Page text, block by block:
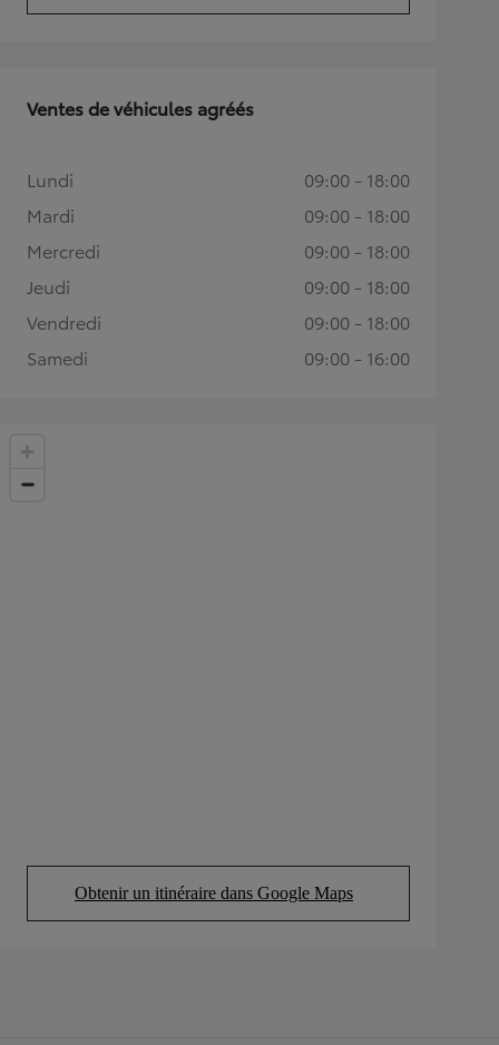
Obtenir un itinéraire dans Google Maps
(Opens in new tab)
Ventes de véhicules agréés
Lundi
09:00 - 18:00
Mardi
09:00 - 18:00
Mercredi
09:00 - 18:00
Jeudi
09:00 - 18:00
Vendredi
09:00 - 18:00
Samedi
09:00 - 16:00